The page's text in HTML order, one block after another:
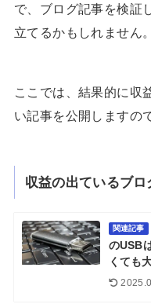
で、ブログ記事を検証
立てるかもしれません。
ここでは、結果的に収
い記事を公開しますの
収益の出ているブロ
関連記事
のUSB
くても